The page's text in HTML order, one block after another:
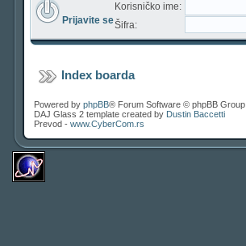
Prijavite se
Korisničko ime:
Šifra:
Index boarda
Powered by phpBB® Forum Software © phpBB Group
DAJ Glass 2 template created by Dustin Baccetti
Prevod - www.CyberCom.rs